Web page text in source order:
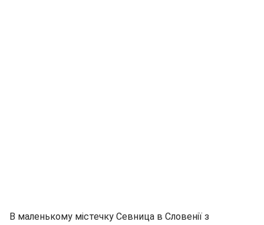
В маленькому містечку Севница в Словенії з